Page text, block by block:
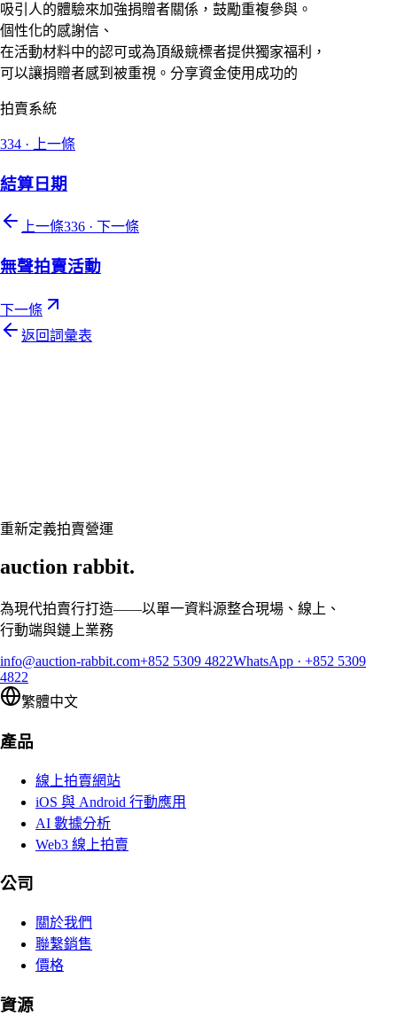
吸引人的體驗來加強捐贈者關係，鼓勵重複參與。
個性化的感謝信、
在活動材料中的認可或為頂級競標者提供獨家福利，
可以讓捐贈者感到被重視。分享資金使用成功的
拍賣系統
334 · 上一條
結算日期
上一條336 · 下一條
無聲拍賣活動
下一條
返回詞彙表
重新定義拍賣營運
auction rabbit.
為現代拍賣行打造——以單一資料源整合現場、線上、
行動端與鏈上業務
info@auction-rabbit.com+852 5309 4822WhatsApp · +852 5309
4822
繁體中文
產品
線上拍賣網站
iOS 與 Android 行動應用
AI 數據分析
Web3 線上拍賣
公司
關於我們
聯繫銷售
價格
資源